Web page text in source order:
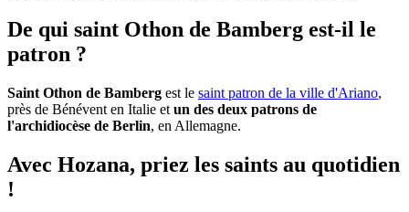
De qui saint Othon de Bamberg est-il le
patron ?
Saint Othon de Bamberg est le saint patron de la ville d'Ariano,
près de Bénévent en Italie et un des deux patrons de
l'archidiocèse de Berlin, en Allemagne.
Avec Hozana, priez les saints au quotidien
!